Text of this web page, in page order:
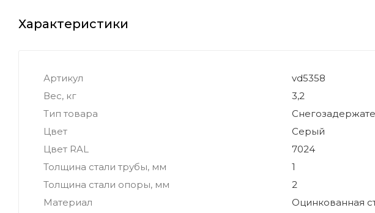
Характеристики
Артикул
vd5358
Вес, кг
3,2
Тип товара
Цвет
Серый
Цвет RAL
7024
Толщина стали трубы, мм
1
Толщина стали опоры, мм
2
Материал
Оцинкованная